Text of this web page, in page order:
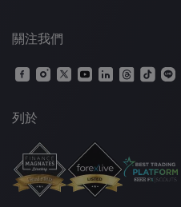
關注我們
列於